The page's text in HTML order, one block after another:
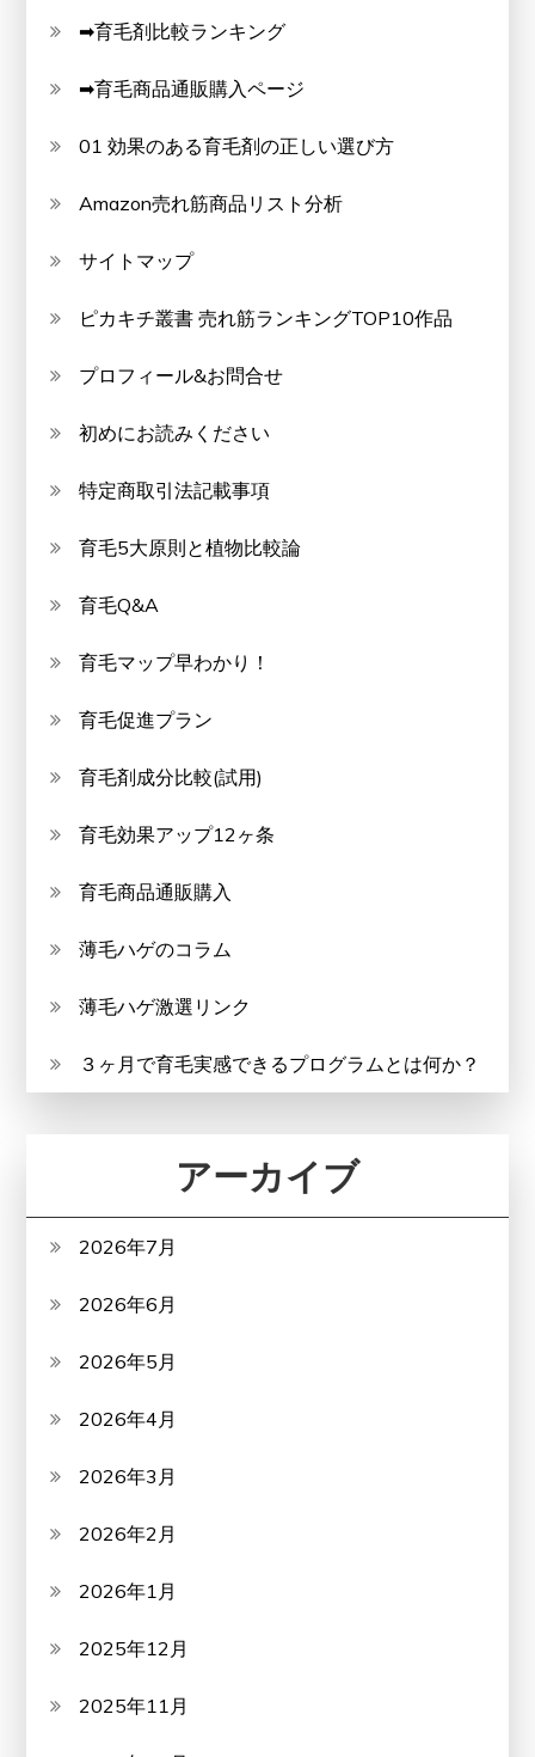
➡育毛剤比較ランキング
➡育毛商品通販購入ページ
01 効果のある育毛剤の正しい選び方
Amazon売れ筋商品リスト分析
サイトマップ
ピカキチ叢書 売れ筋ランキングTOP10作品
プロフィール&お問合せ
初めにお読みください
特定商取引法記載事項
育毛5大原則と植物比較論
育毛Q&A
育毛マップ早わかり！
育毛促進プラン
育毛剤成分比較(試用)
育毛効果アップ12ヶ条
育毛商品通販購入
薄毛ハゲのコラム
薄毛ハゲ激選リンク
３ヶ月で育毛実感できるプログラムとは何か？
アーカイブ
2026年7月
2026年6月
2026年5月
2026年4月
2026年3月
2026年2月
2026年1月
2025年12月
2025年11月